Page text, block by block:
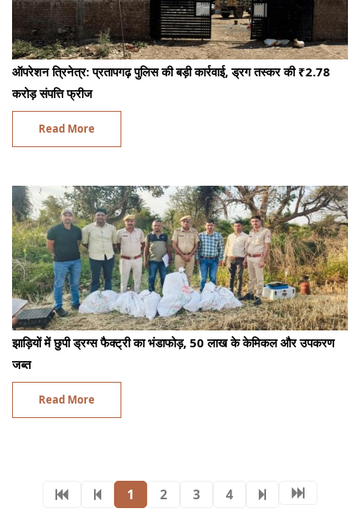
ऑपरेशन त्रिनेत्र: प्रतापगढ़ पुलिस की बड़ी कार्रवाई, ड्रग तस्कर की ₹2.78
करोड़ संपत्ति फ्रीज
Read More
झाड़ियों में छुपी ड्रग्स फैक्ट्री का भंडाफोड़, 50 लाख के केमिकल और उपकरण
जब्त
Read More
1 2 3 4